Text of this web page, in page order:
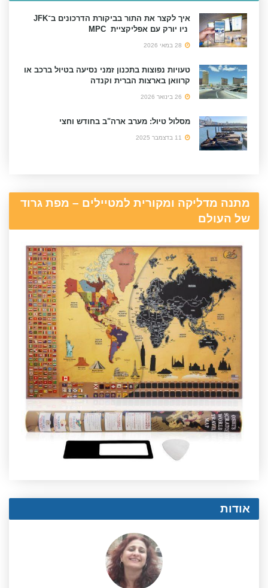
איך לקצר את התור בביקורת הדרכונים ב־JFK
ניו יורק עם אפליקציית MPC
טעויות נפוצות בתכנון זמני נסיעה בטיול ברכב או
קרוואן בארצות הברית וקנדה
מסלול טיול: מערב ארה"ב בחודש וחצי
מתנה מדליקה ומקורית למטיילים – מפת גרוד
של העולם
אודות